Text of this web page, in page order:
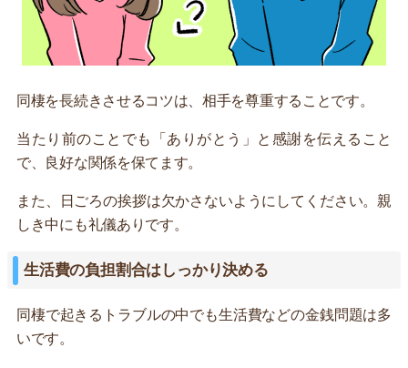
同棲を長続きさせるコツは、相手を尊重することです。
当たり前のことでも「ありがとう」と感謝を伝えること
で、良好な関係を保てます。
また、日ごろの挨拶は欠かさないようにしてください。親
しき中にも礼儀ありです。
生活費の負担割合はしっかり決める
同棲で起きるトラブルの中でも生活費などの金銭問題は多
いです。